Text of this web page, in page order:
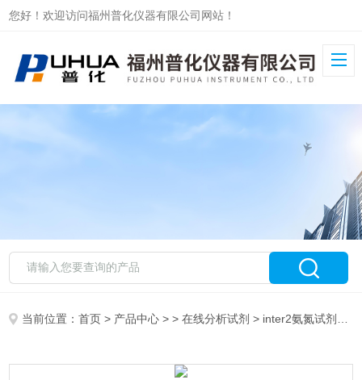
您好！欢迎访问福州普化仪器有限公司网站！
当前位置：首页 > 产品中心 > >在线分析试剂 > inter2氨氮试剂低量程-在线仪表试剂